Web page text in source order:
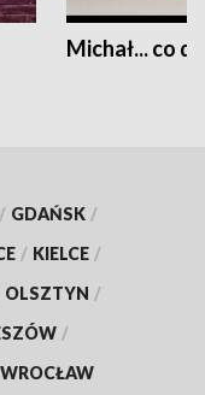
Michał... co
/ GDAŃSK /
/ KIELCE /
OLSZTYN /
/
WROCŁAW